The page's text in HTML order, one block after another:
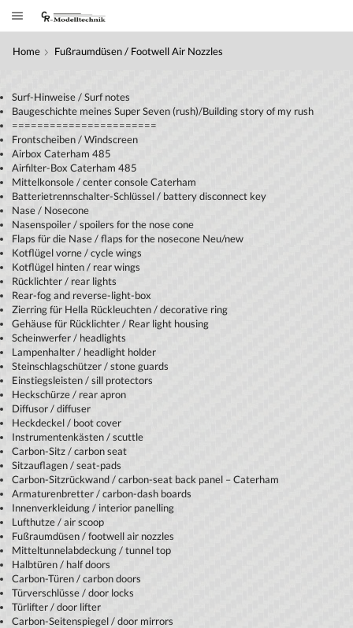
Home Fußraumdüsen / Footwell Air Nozzles
Surf-Hinweise / Surf notes
Baugeschichte meines Super Seven (rush)/Building story of my rush
=======================
Frontscheiben / Windscreen
Airbox Caterham 485
Airfilter-Box Caterham 485
Mittelkonsole / center console Caterham
Batterietrennschalter-Schlüssel / battery disconnect key
Nase / Nosecone
Nasenspoiler / spoilers for the nose cone
Flaps für die Nase / flaps for the nosecone Neu/new
Kotflügel vorne / cycle wings
Kotflügel hinten / rear wings
Rücklichter / rear lights
Rear-fog and reverse-light-box
Zierring für Hella Rückleuchten / decorative ring
Gehäuse für Rücklichter / Rear light housing
Scheinwerfer / headlights
Lampenhalter / headlight holder
Steinschlagschützer / stone guards
Einstiegsleisten / sill protectors
Heckschürze / rear apron
Diffusor / diffuser
Heckdeckel / boot cover
Instrumentenkästen / scuttle
Carbon-Sitz / carbon seat
Sitzauflagen / seat-pads
Carbon-Sitzrückwand / carbon-seat back panel – Caterham
Armaturenbretter / carbon-dash boards
Innenverkleidung / interior panelling
Lufthutze / air scoop
Fußraumdüsen / footwell air nozzles
Mitteltunnelabdeckung / tunnel top
Halbtüren / half doors
Carbon-Türen / carbon doors
Türverschlüsse / door locks
Türlifter / door lifter
Carbon-Seitenspiegel / door mirrors